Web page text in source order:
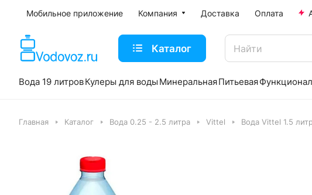
Мобильное приложение Компания Доставка Оплата
Каталог
Вода 19 литровКулеры для воды МинеральнаяПитьевая
Главная Каталог Вода 0.25 - 2.5 литра Vittel Вода Vittel 1.5